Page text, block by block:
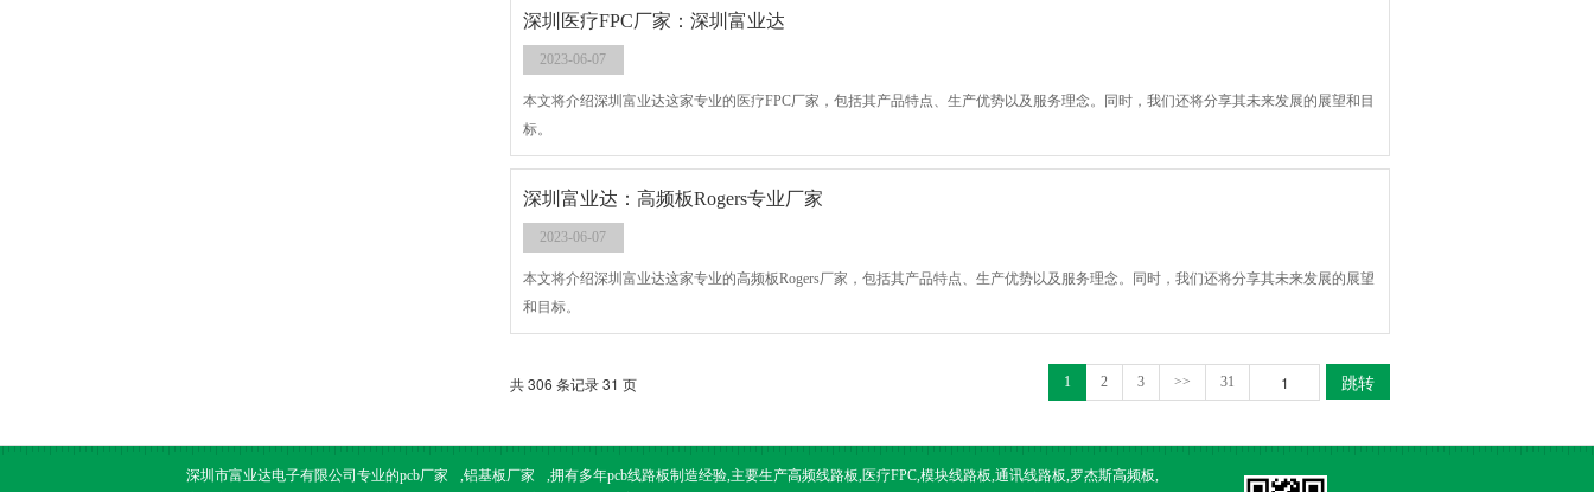
深圳医疗FPC厂家：深圳富业达
2023-06-07
本文将介绍深圳富业达这家专业的医疗FPC厂家，包括其产品特点、生产优势以及服务理念。同时，我们还将分享其未来发展的展望和目
标。
深圳富业达：高频板Rogers专业厂家
2023-06-07
本文将介绍深圳富业达这家专业的高频板Rogers厂家，包括其产品特点、生产优势以及服务理念。同时，我们还将分享其未来发展的展望
和目标。
共 306 条记录 31 页 1 2 3 >> 31 跳转
深圳市富业达电子有限公司专业的pcb厂家 ,铝基板厂家
,拥有多年pcb线路板制造经验,主要生产高频线路板,医疗FPC,模块线路板,通讯线路板,罗杰斯高频板,